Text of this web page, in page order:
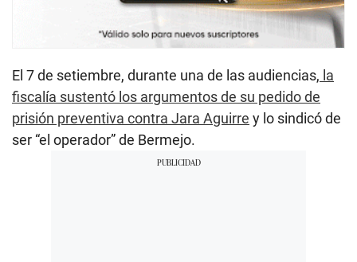
El 7 de setiembre, durante una de las audiencias, la
fiscalía sustentó los argumentos de su pedido de
prisión preventiva contra Jara Aguirre y lo sindicó de
ser “el operador” de Bermejo.